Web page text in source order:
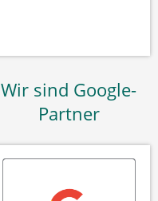
Wir sind Google-
Partner